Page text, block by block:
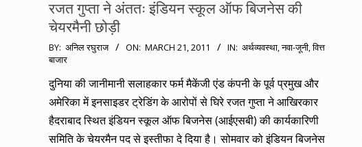
रजत गुप्ता ने अंततः इंडियन स्कूल ऑफ बिजनेस की
चेयरमैनी छोड़ी
2011-
03-
21
BY: अनिल रघुराज ON: MARCH 21, 2011 IN: अर्थव्यवस्था,नवा-जूनी,वित्त
बाजार
दुनिया की जानीमानी सलाहकार फर्म मैकेंजी एंड कंपनी के पूर्व प्रमुख और
अमेरिका में इनसाइडर ट्रेडिंग के आरोपों से घिरे रजत गुप्ता ने आखिरकार
हैदराबाद स्थित इंडियन स्कूल ऑफ बिजनेस (आईएसबी) की कार्यकारिणी
समिति के चेयरमैन पद से इस्तीफा दे दिया है। सोमवार को इंडियन बिजनेस